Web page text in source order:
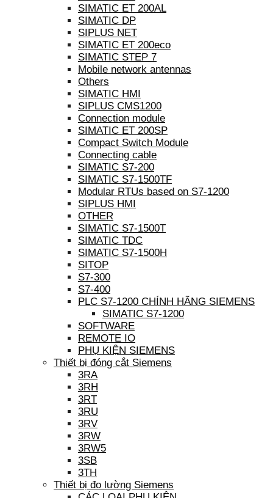
SIMATIC ET 200AL
SIMATIC DP
SIPLUS NET
SIMATIC ET 200eco
SIMATIC STEP 7
Mobile network antennas
Others
SIMATIC HMI
SIPLUS CMS1200
Connection module
SIMATIC ET 200SP
Compact Switch Module
Connecting cable
SIMATIC S7-200
SIMATIC S7-1500TF
Modular RTUs based on S7-1200
SIPLUS HMI
OTHER
SIMATIC S7-1500T
SIMATIC TDC
SIMATIC S7-1500H
SITOP
S7-300
S7-400
PLC S7-1200 CHÍNH HÃNG SIEMENS
SIMATIC S7-1200
SOFTWARE
REMOTE IO
PHỤ KIỆN SIEMENS
Thiết bị đóng cắt Siemens
3RA
3RH
3RT
3RU
3RV
3RW
3RW5
3SB
3TH
Thiết bị đo lường Siemens